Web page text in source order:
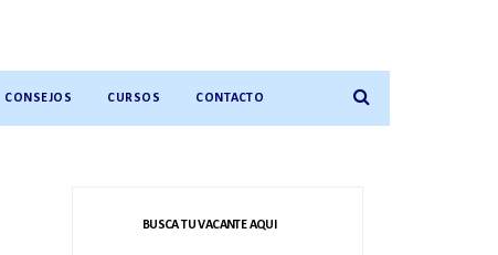
CONSEJOS CURSOS CONTACTO
BUSCA TU VACANTE AQUI